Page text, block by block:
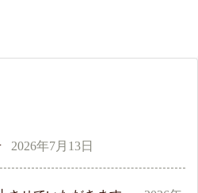
2026年7月13日